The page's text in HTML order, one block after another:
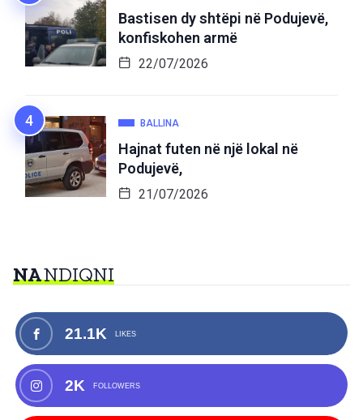
Bastisen dy shtëpi në Podujevë,
konfiskohen armë
22/07/2026
BALLINA
Hajnat futen në një lokal në
Podujevë,
21/07/2026
NANDIQNI
21.1K LIKES
2K FOLLOWERS